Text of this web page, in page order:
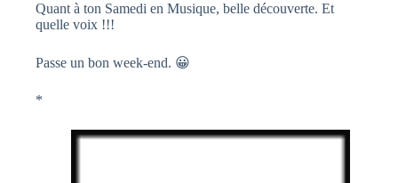
Quant à ton Samedi en Musique, belle découverte. Et
quelle voix !!!
Passe un bon week-end. 😀
*